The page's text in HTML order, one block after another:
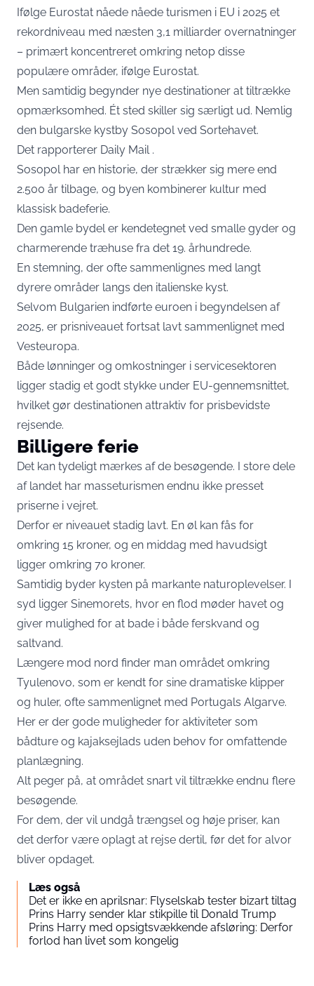
Ifølge Eurostat nåede nåede turismen i EU i 2025 et
rekordniveau med næsten 3,1 milliarder overnatninger
– primært koncentreret omkring netop disse
populære områder, ifølge Eurostat.
Men samtidig begynder nye destinationer at tiltrække
opmærksomhed. Ét sted skiller sig særligt ud. Nemlig
den bulgarske kystby Sosopol ved Sortehavet.
Det rapporterer Daily Mail .
Sosopol har en historie, der strækker sig mere end
2.500 år tilbage, og byen kombinerer kultur med
klassisk badeferie.
Den gamle bydel er kendetegnet ved smalle gyder og
charmerende træhuse fra det 19. århundrede.
En stemning, der ofte sammenlignes med langt
dyrere områder langs den italienske kyst.
Selvom Bulgarien indførte euroen i begyndelsen af
2025, er prisniveauet fortsat lavt sammenlignet med
Vesteuropa.
Både lønninger og omkostninger i servicesektoren
ligger stadig et godt stykke under EU-gennemsnittet,
hvilket gør destinationen attraktiv for prisbevidste
rejsende.
Billigere ferie
Det kan tydeligt mærkes af de besøgende. I store dele
af landet har masseturismen endnu ikke presset
priserne i vejret.
Derfor er niveauet stadig lavt. En øl kan fås for
omkring 15 kroner, og en middag med havudsigt
ligger omkring 70 kroner.
Samtidig byder kysten på markante naturoplevelser. I
syd ligger Sinemorets, hvor en flod møder havet og
giver mulighed for at bade i både ferskvand og
saltvand.
Længere mod nord finder man området omkring
Tyulenovo, som er kendt for sine dramatiske klipper
og huler, ofte sammenlignet med Portugals Algarve.
Her er der gode muligheder for aktiviteter som
bådture og kajaksejlads uden behov for omfattende
planlægning.
Alt peger på, at området snart vil tiltrække endnu flere
besøgende.
For dem, der vil undgå trængsel og høje priser, kan
det derfor være oplagt at rejse dertil, før det for alvor
bliver opdaget.
Læs også
Det er ikke en aprilsnar: Flyselskab tester bizart tiltag
Prins Harry sender klar stikpille til Donald Trump
Prins Harry med opsigtsvækkende afsløring: Derfor
forlod han livet som kongelig